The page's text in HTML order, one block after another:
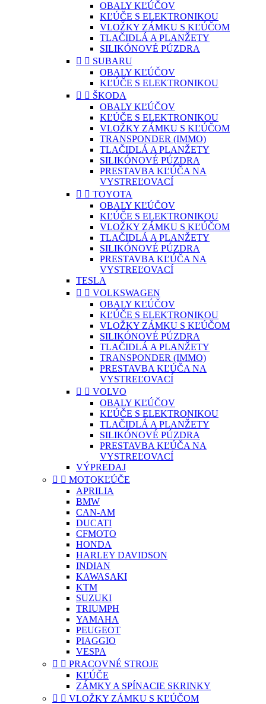
OBALY KĽÚČOV
KĽÚČE S ELEKTRONIKOU
VLOŽKY ZÁMKU S KĽÚČOM
TLAČIDLÁ A PLANŽETY
SILIKÓNOVÉ PÚZDRA
  SUBARU
OBALY KĽÚČOV
KĽÚČE S ELEKTRONIKOU
  ŠKODA
OBALY KĽÚČOV
KĽÚČE S ELEKTRONIKOU
VLOŽKY ZÁMKU S KĽÚČOM
TRANSPONDER (IMMO)
TLAČIDLÁ A PLANŽETY
SILIKÓNOVÉ PÚZDRA
PRESTAVBA KĽÚČA NA
VYSTREĽOVACÍ
  TOYOTA
OBALY KĽÚČOV
KĽÚČE S ELEKTRONIKOU
VLOŽKY ZÁMKU S KĽÚČOM
TLAČIDLÁ A PLANŽETY
SILIKÓNOVÉ PÚZDRA
PRESTAVBA KĽÚČA NA
VYSTREĽOVACÍ
TESLA
  VOLKSWAGEN
OBALY KĽÚČOV
KĽÚČE S ELEKTRONIKOU
VLOŽKY ZÁMKU S KĽÚČOM
SILIKÓNOVÉ PÚZDRA
TLAČIDLÁ A PLANŽETY
TRANSPONDER (IMMO)
PRESTAVBA KĽÚČA NA
VYSTREĽOVACÍ
  VOLVO
OBALY KĽÚČOV
KĽÚČE S ELEKTRONIKOU
TLAČIDLÁ A PLANŽETY
SILIKÓNOVÉ PÚZDRA
PRESTAVBA KĽÚČA NA
VYSTREĽOVACÍ
VÝPREDAJ
  MOTOKĽÚČE
APRILIA
BMW
CAN-AM
DUCATI
CFMOTO
HONDA
HARLEY DAVIDSON
INDIAN
KAWASAKI
KTM
SUZUKI
TRIUMPH
YAMAHA
PEUGEOT
PIAGGIO
VESPA
  PRACOVNÉ STROJE
KĽÚČE
ZÁMKY A SPÍNACIE SKRINKY
  VLOŽKY ZÁMKU S KĽÚČOM